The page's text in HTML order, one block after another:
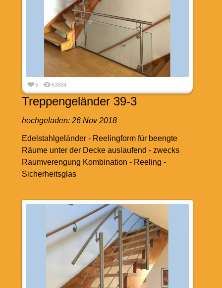
5 63884
Treppengeländer 39-3
hochgeladen: 26 Nov 2018
Edelstahlgeländer - Reelingform für beengte
Räume unter der Decke auslaufend - zwecks
Raumverengung Kombination - Reeling -
Sicherheitsglas